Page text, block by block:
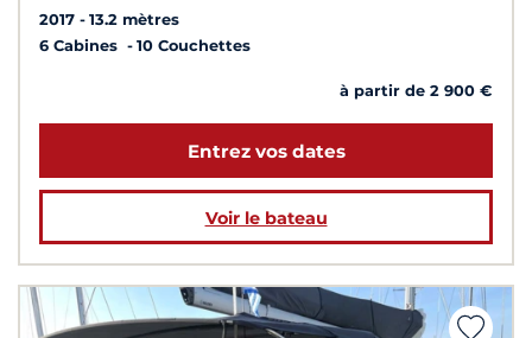
2017
13.2 mètres
6 Cabines
10 Couchettes
à partir de 2 900 €
Entrez vos dates
Voir le bateau